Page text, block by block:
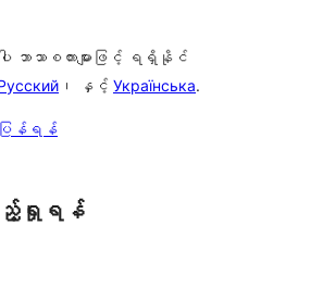
ဘာသာစကားများဖြင့် ရရှိနိုင်
၊ နှင့် Українська.
ပြန်ရန်
ြည့်ရှုရန်